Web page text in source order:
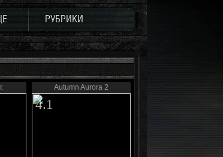
РУБРИКИ
Autumn Aurora 2
4.1